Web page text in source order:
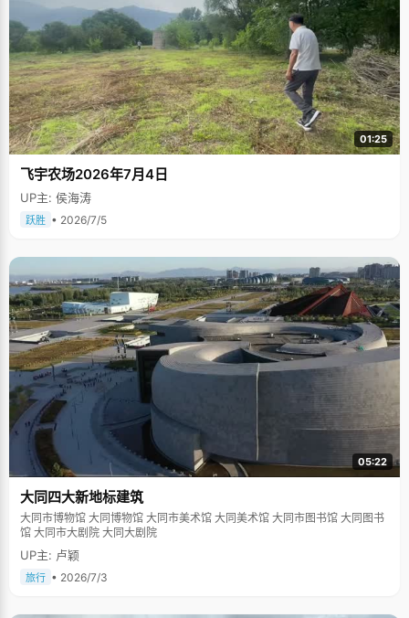
01:25
飞宇农场2026年7月4日
UP主: 侯海涛
跃胜 • 2026/7/5
05:22
大同四大新地标建筑
大同市博物馆 大同博物馆 大同市美术馆 大同美术馆 大同市图书馆 大同图书
馆 大同市大剧院 大同大剧院
UP主: 卢颖
旅行 • 2026/7/3